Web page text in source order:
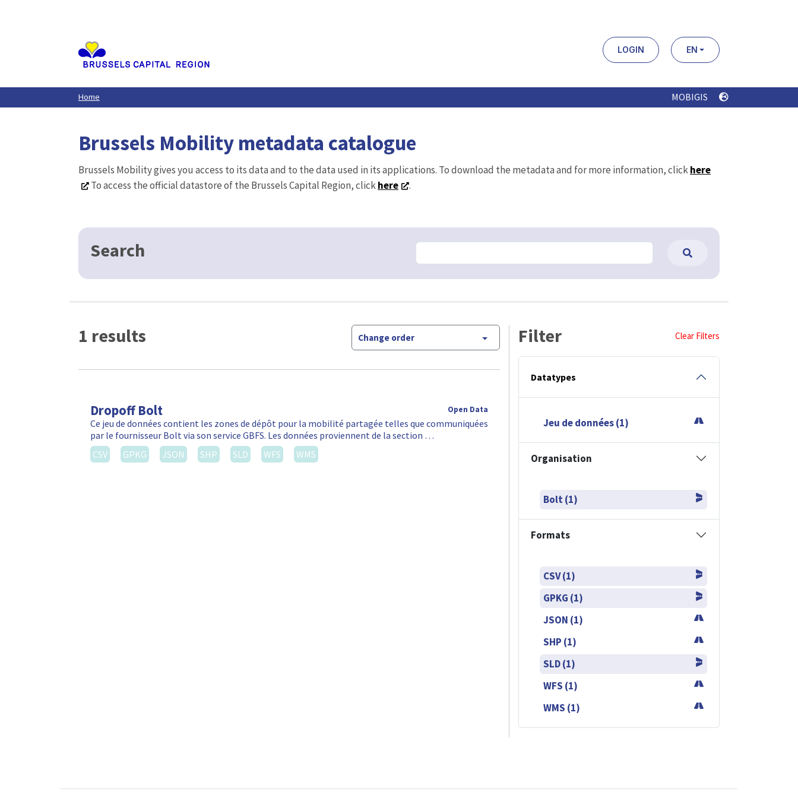
LOGIN EN
Home MOBIGIS
Brussels Mobility metadata catalogue
Brussels Mobility gives you access to its data and to the data used in its applications. To download the metadata and for more information, clickhere
To access the official datastore of the Brussels Capital Region, clickhere .
Search
1 results Change order
Dropoff Bolt Open Data
Ce jeu de données contient les zones de dépôt pour la mobilité partagée telles que communiquées
par le fournisseur Bolt via son service GBFS. Les données proviennent de la section …
CSV
GPKG JSON SHP SLD WFS WMS
Filter Clear Filters
Datatypes
Jeu de données (1)
Organisation
Bolt (1)
Formats
CSV (1)
GPKG (1)
JSON (1)
SHP (1)
SLD (1)
WFS (1)
WMS (1)